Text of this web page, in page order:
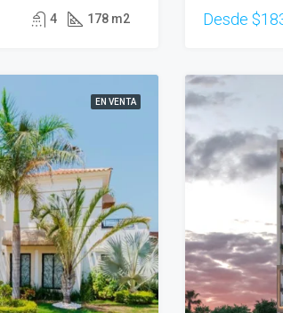
4 178 m2 Desde
EN VENTA